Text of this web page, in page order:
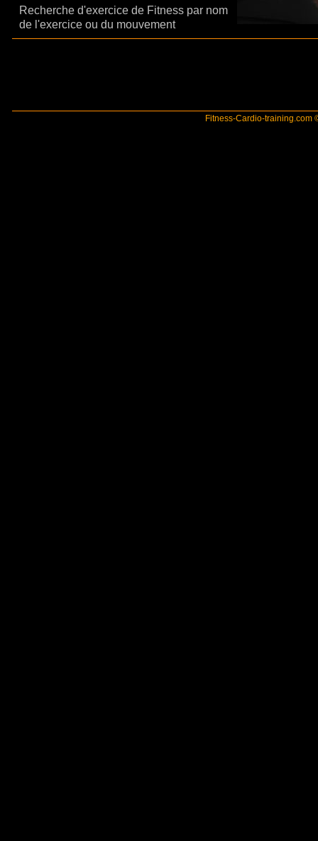
Recherche d'exercice de Fitness par nom
de l'exercice ou du mouvement
Fitness-Cardio-training.com